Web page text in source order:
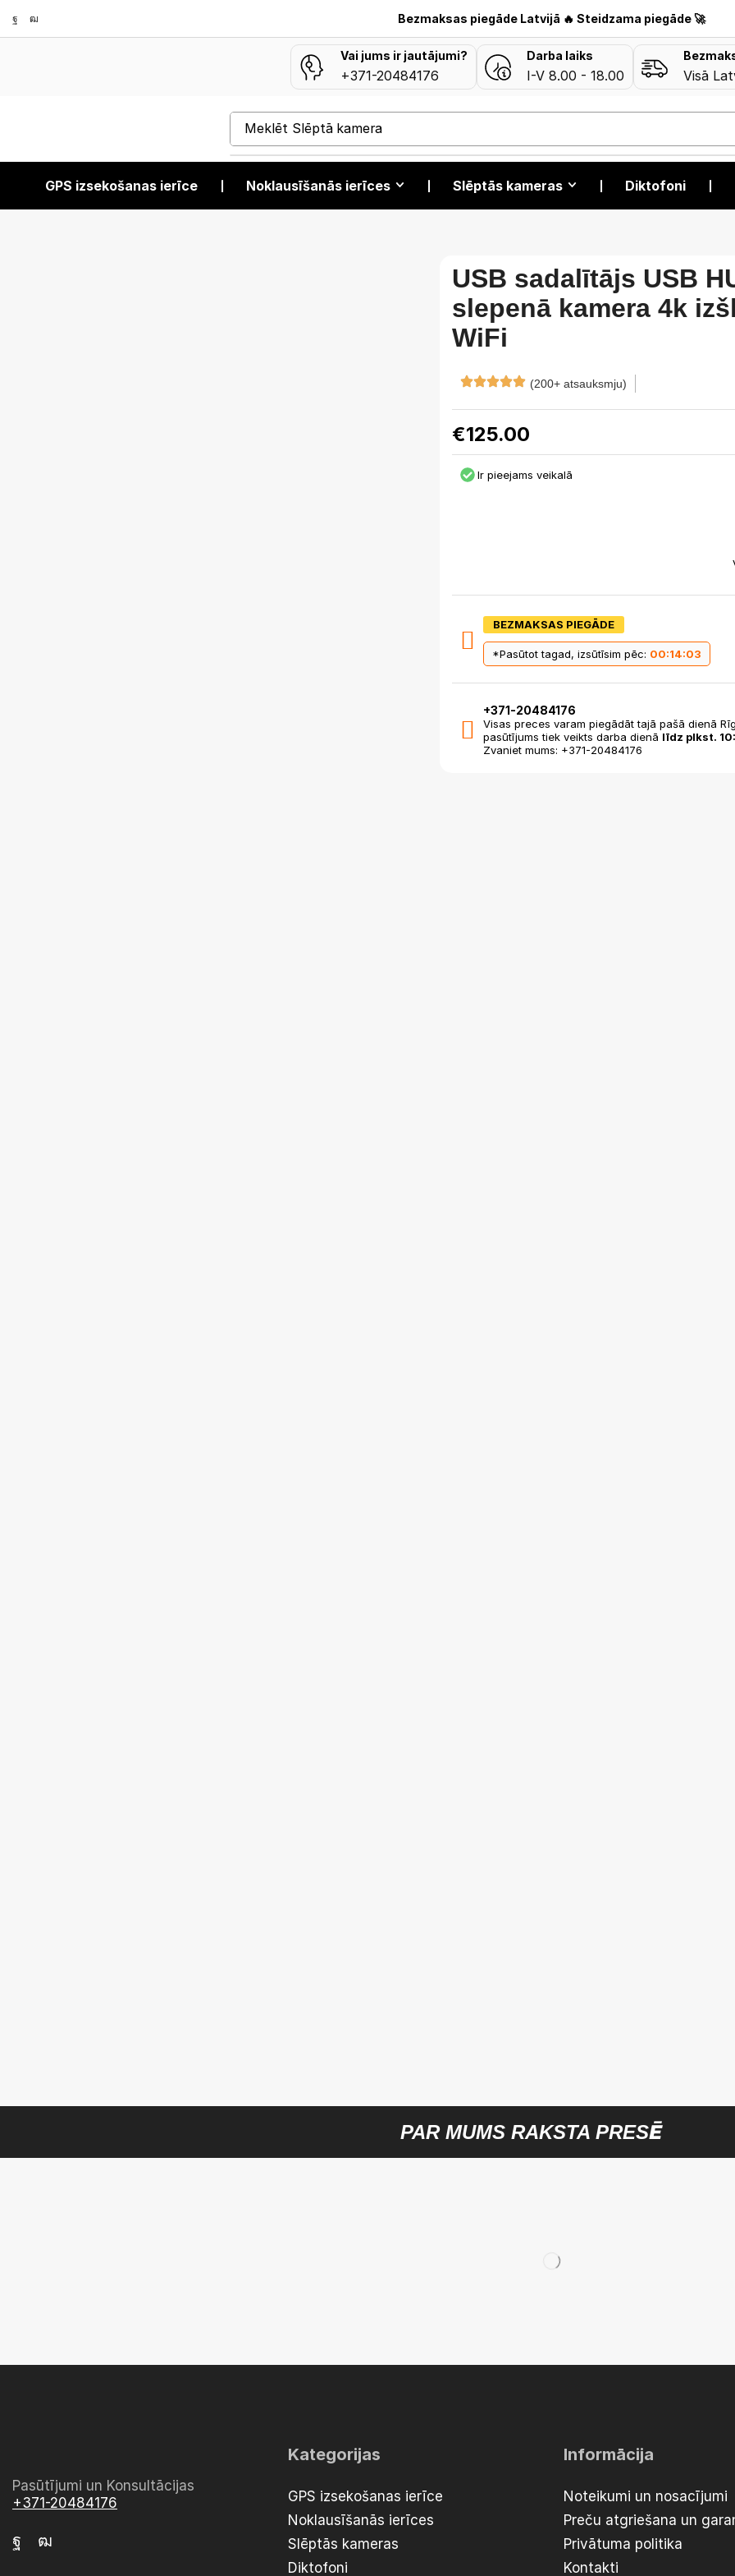
Bezmaksas piegāde Latvijā 🔥 Steidzama piegāde 🚀
Vai jums ir jautājumi?
+371-20484176
Darba laiks
I-V 8.00 - 18.00 Visā
Meklēt Slēptā kamera
GPS izsekošanas ierīce ❘ Noklausīšanās ierīces ❘ Slēptās kameras ❘ Diktofoni ❘
USB sadalītājs USB
slepenā kamera 4k
WiFi
(200+ atsauksmju)
€125.00
Ir pieejams veikalā
BEZMAKSAS PIEGĀDE
*Pasūtot tagad, izsūtīsim pēc: 00:14:02
+371-20484176
Visas preces varam piegādāt tajā pašā dienā
pasūtījums tiek veikts darba dienā līdz plkst.
Zvaniet mums: +371-20484176
PAR MUMS RAKSTA PRESĒ
Pasūtījumi un Konsultācijas
+371-20484176
Kategorijas
GPS izsekošanas ierīce
Noklausīšanās ierīces
Slēptās kameras
Diktofoni
Informācija
Noteikumi un nosacījumi
Preču atgriešana un
Privātuma politika
Kontakti